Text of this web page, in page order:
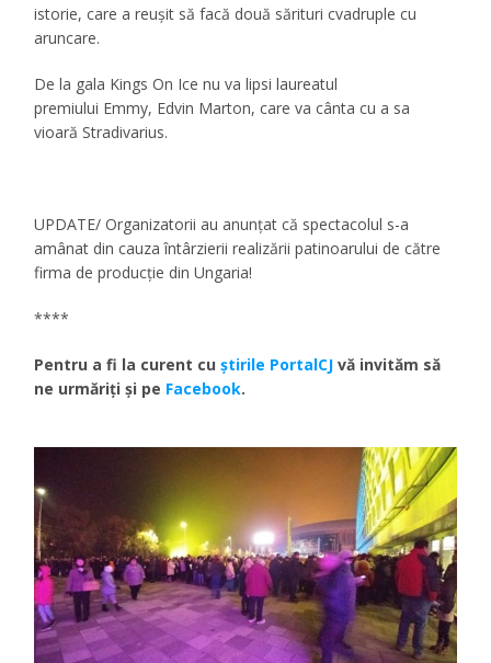
istorie, care a reușit să facă două sărituri cvadruple cu
aruncare.
De la gala Kings On Ice nu va lipsi laureatul
premiului Emmy, Edvin Marton, care va cânta cu a sa
vioară Stradivarius.
UPDATE/ Organizatorii au anunțat că spectacolul s-a
amânat din cauza întârzierii realizării patinoarului de către
firma de producție din Ungaria!
****
Pentru a fi la curent cuştirile PortalCJ vă invităm să
ne urmăriţi şi pe Facebook.